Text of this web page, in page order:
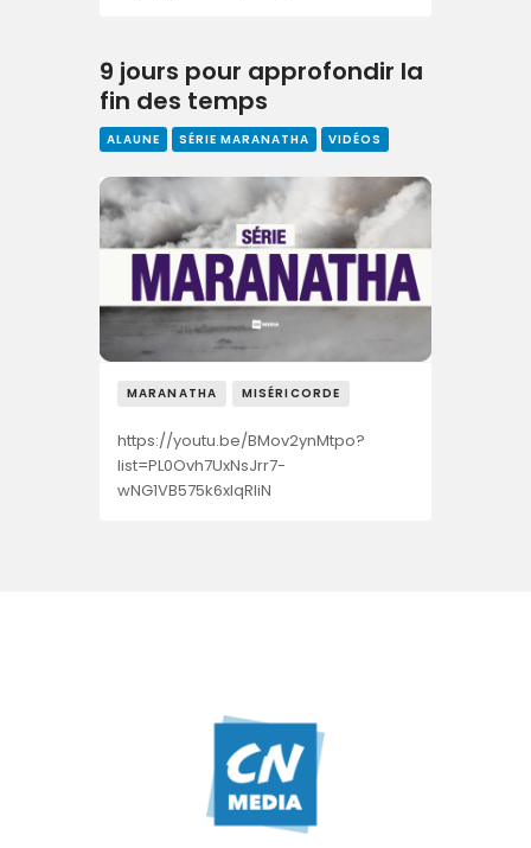
9 jours pour approfondir la
fin des temps
ALAUNE SÉRIE MARANATHA VIDÉOS
MARANATHA MISÉRICORDE
https://youtu.be/BMov2ynMtpo?
list=PL0Ovh7UxNsJrr7-
wNG1VB575k6xlqRliN